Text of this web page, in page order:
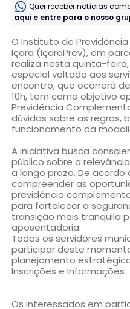
Quer receber notícias
aqui e entre para o nosso
O Instituto de
Içara (IçaraPrev), em
realiza nesta quinta-
especial voltado aos
encontro, que ocorrerá
10h, tem como objetivo
Previdência
dúvidas sobre as regras,
funcionamento da
A iniciativa busca
público sobre a
a longo prazo. De
compreender as
previdência
para fortalecer a
transição mais tranquila
aposentadoria.
Todos os servidores
participar deste
planejamento
Inscrições e Informações
Os interessados em